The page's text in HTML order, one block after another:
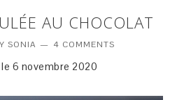
AU CHOCOLAT
SONIA 4 COMMENTS
6 novembre 2020